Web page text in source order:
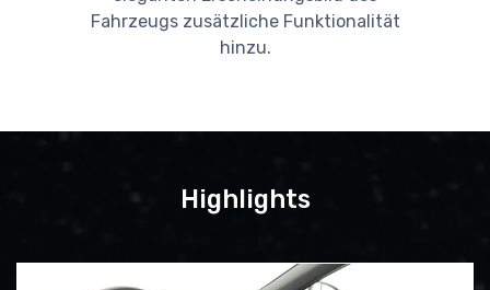
Fahrzeugs zusätzliche Funktionalität
hinzu.
Highlights